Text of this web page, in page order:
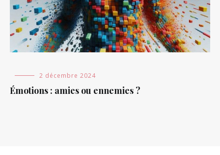
Blog ,
Non
classé
2 décembre 2024
Émotions : amies ou ennemies ?